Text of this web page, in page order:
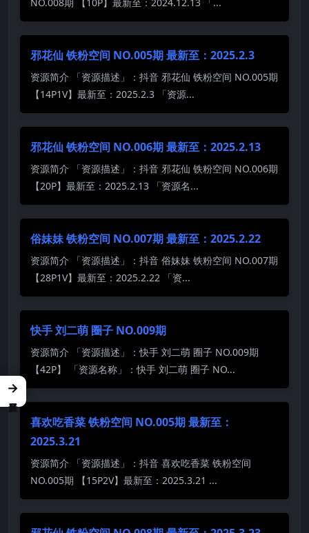
邪花仙 铁粉空间 NO.005期 最新至：2025.2.3
资源简介 「资源描述」：抖音 邪花仙 铁粉空间 NO.005期
【14P1V】最新至：2025.2.3 「资源...
邪花仙 铁粉空间 NO.006期 最新至：2025.2.13
资源简介 「资源描述」：抖音 邪花仙 铁粉空间 NO.006期
【20P】最新至：2025.2.13 「资源名...
俗妹妹 铁粉空间 NO.007期 最新至：2025.2.22
资源简介 「资源描述」：抖音 俗妹妹 铁粉空间 NO.007期
【28P1V】最新至：2025.2.22 「资...
快手 刘二萌 圈子 NO.009期
资源简介 「资源描述」：快手 刘二萌 圈子 NO.009期
【42P】 「资源名称」：快手 刘二萌 圈子 NO...
喜欢吃香菜 铁粉空间 NO.005期 最新至：
2025.3.21
资源简介 「资源描述」：抖音 喜欢吃香菜 铁粉空间
NO.005期 【15P2V】最新至：2025.3.21 ...
→